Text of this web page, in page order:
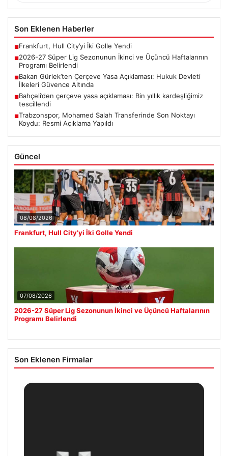
Son Eklenen Haberler
■Frankfurt, Hull City’yi İki Golle Yendi
■2026-27 Süper Lig Sezonunun İkinci ve Üçüncü Haftalarının
Programı Belirlendi
■Bakan Gürlek’ten Çerçeve Yasa Açıklaması: Hukuk Devleti
İlkeleri Güvence Altında
■Bahçeli’den çerçeve yasa açıklaması: Bin yıllık kardeşliğimiz
tescillendi
■Trabzonspor, Mohamed Salah Transferinde Son Noktayı
Koydu: Resmi Açıklama Yapıldı
Güncel
08/08/2026
Frankfurt, Hull City’yi İki Golle Yendi
07/08/2026
2026-27 Süper Lig Sezonunun İkinci ve Üçüncü Haftalarının
Programı Belirlendi
Son Eklenen Firmalar